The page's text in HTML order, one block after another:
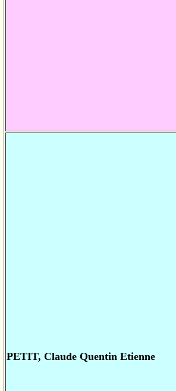
PETIT, Claude Quentin Etienne